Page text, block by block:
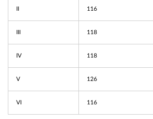
II 116
III 118
IV 118
V 126
VI 116